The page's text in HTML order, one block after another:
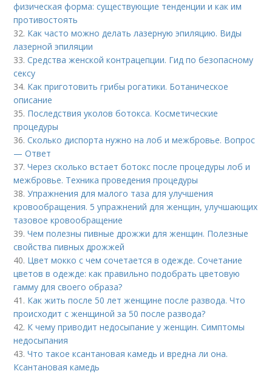
физическая форма: существующие тенденции и как им
противостоять
32. Как часто можно делать лазерную эпиляцию. Виды
лазерной эпиляции
33.Средства женской контрацепции. Гид по безопасному
сексу
34. Как приготовить грибы рогатики. Ботаническое
описание
35. Последствия уколов ботокса. Косметические
процедуры
36.Сколько диспорта нужно на лоб и межбровье. Вопрос
— Ответ
37.Через сколько встает ботокс после процедуры лоб и
межбровье. Техника проведения процедуры
38.Упражнения для малого таза для улучшения
кровообращения. 5 упражнений для женщин, улучшающих
тазовое кровообращение
39.Чем полезны пивные дрожжи для женщин. Полезные
свойства пивных дрожжей
40. Цвет мокко с чем сочетается в одежде. Сочетание
цветов в одежде: как правильно подобрать цветовую
гамму для своего образа?
41. Как жить после 50 лет женщине после развода. Что
происходит с женщиной за 50 после развода?
42. К чему приводит недосыпание у женщин. Симптомы
недосыпания
43.Что такое ксантановая камедь и вредна ли она.
Ксантановая камедь